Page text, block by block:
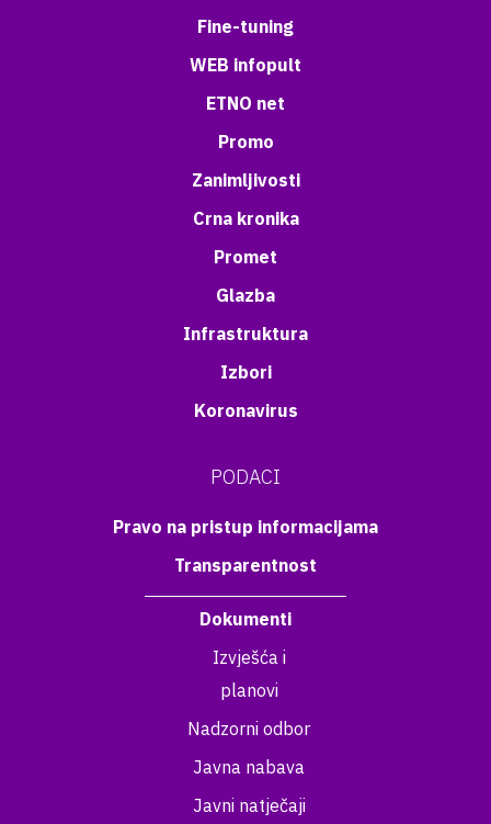
Fine-tuning
WEB infopult
ETNO net
Promo
Zanimljivosti
Crna kronika
Promet
Glazba
Infrastruktura
Izbori
Koronavirus
PODACI
Pravo na pristup informacijama
Transparentnost
Dokumenti
Izvješća i
planovi
Nadzorni odbor
Javna nabava
Javni natječaji